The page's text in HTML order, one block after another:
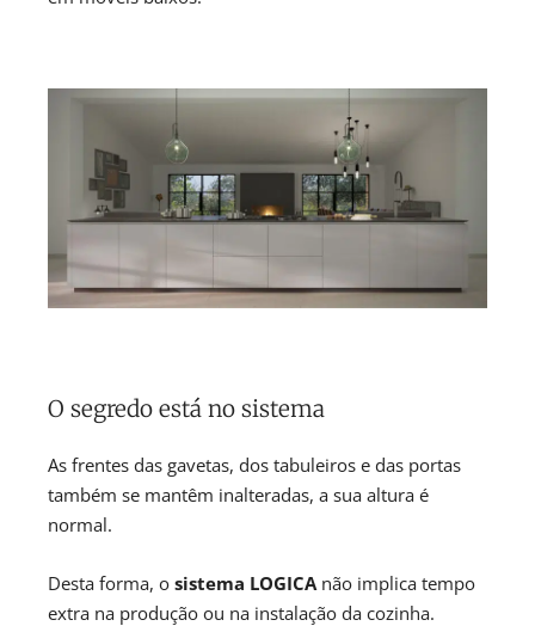
O segredo está no sistema
As frentes das gavetas, dos tabuleiros e das portas
também se mantêm inalteradas, a sua altura é
normal.
Desta forma, o sistema LOGICAnão implica tempo
extra na produção ou na instalação da cozinha.